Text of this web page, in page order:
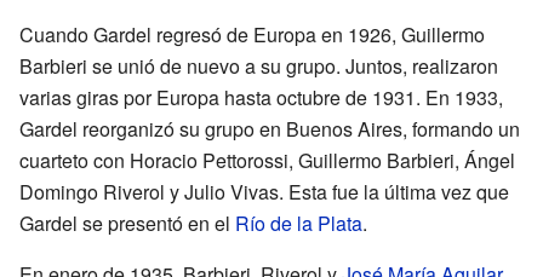
Cuando Gardel regresó de Europa en 1926, Guillermo
Barbieri se unió de nuevo a su grupo. Juntos, realizaron
varias giras por Europa hasta octubre de 1931. En 1933,
Gardel reorganizó su grupo en Buenos Aires, formando un
cuarteto con Horacio Pettorossi, Guillermo Barbieri, Ángel
Domingo Riverol y Julio Vivas. Esta fue la última vez que
Gardel se presentó en el Río de la Plata.